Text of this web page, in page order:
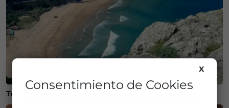
Temperaturas históricas del agua en el Mar Cantábrico
X
Consentimiento de Cookies